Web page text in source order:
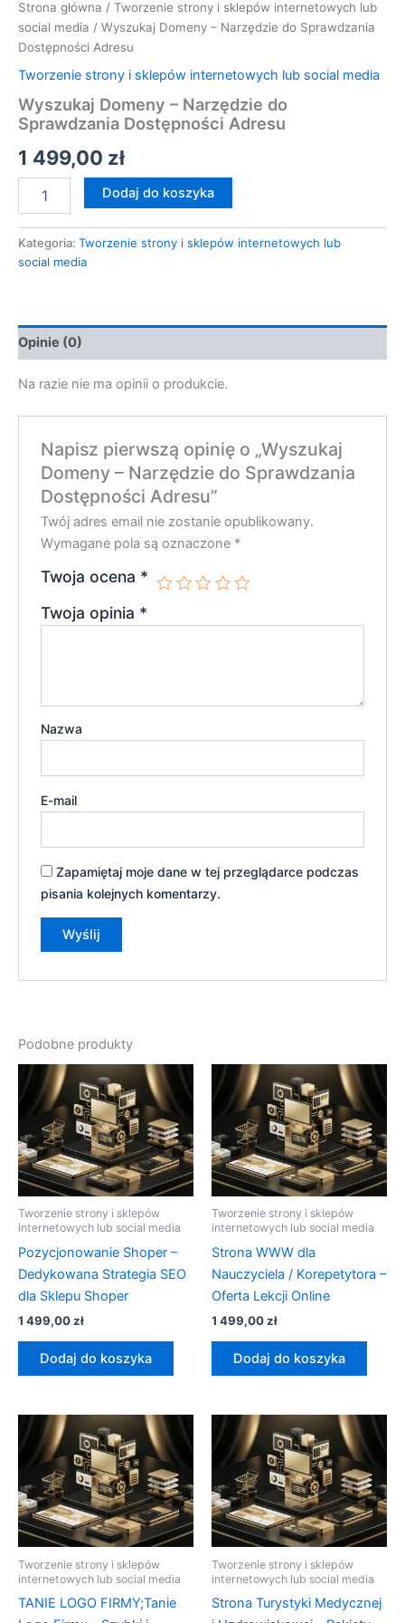
Strona główna / Tworzenie strony i sklepów internetowych lub
social media / Wyszukaj Domeny – Narzędzie do Sprawdzania
Dostępności Adresu
Tworzenie strony i sklepów internetowych lub social media
Wyszukaj Domeny – Narzędzie do
Sprawdzania Dostępności Adresu
1 499,00 zł
Dodaj do koszyka
Kategoria: Tworzenie strony i sklepów internetowych lub
social media
Opinie (0)
Na razie nie ma opinii o produkcie.
Napisz pierwszą opinię o „Wyszukaj
Domeny – Narzędzie do Sprawdzania
Dostępności Adresu”
Twój adres email nie zostanie opublikowany.
Wymagane pola są oznaczone *
Twoja ocena *
Twoja opinia *
Nazwa
E-mail
Zapamiętaj moje dane w tej przeglądarce podczas
pisania kolejnych komentarzy.
Podobne produkty
Tworzenie strony i sklepów
internetowych lub social media
Pozycjonowanie Shoper –
Dedykowana Strategia SEO
dla Sklepu Shoper
1 499,00zł
Dodaj do koszyka
Tworzenie strony i sklepów
internetowych lub social media
Strona WWW dla
Nauczyciela / Korepetytora –
Oferta Lekcji Online
1 499,00zł
Dodaj do koszyka
Tworzenie strony i sklepów
internetowych lub social media
TANIE LOGO FIRMY;Tanie
Tworzenie strony i sklepów
internetowych lub social media
Strona Turystyki Medycznej